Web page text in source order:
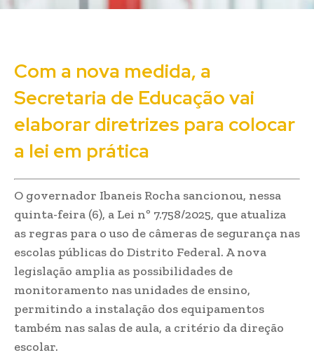
Com a nova medida, a
Secretaria de Educação vai
elaborar diretrizes para colocar
a lei em prática
O governador Ibaneis Rocha sancionou, nessa
quinta-feira (6), a Lei nº 7.758/2025, que atualiza
as regras para o uso de câmeras de segurança nas
escolas públicas do Distrito Federal. A nova
legislação amplia as possibilidades de
monitoramento nas unidades de ensino,
permitindo a instalação dos equipamentos
também nas salas de aula, a critério da direção
escolar.